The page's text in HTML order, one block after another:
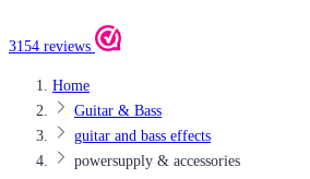
3154 reviews
Home
Guitar & Bass
guitar and bass effects
powersupply & accessories